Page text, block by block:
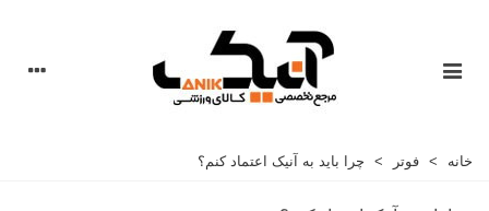
خانه > فوتر > چرا باید به آنیک اعتماد کنم؟